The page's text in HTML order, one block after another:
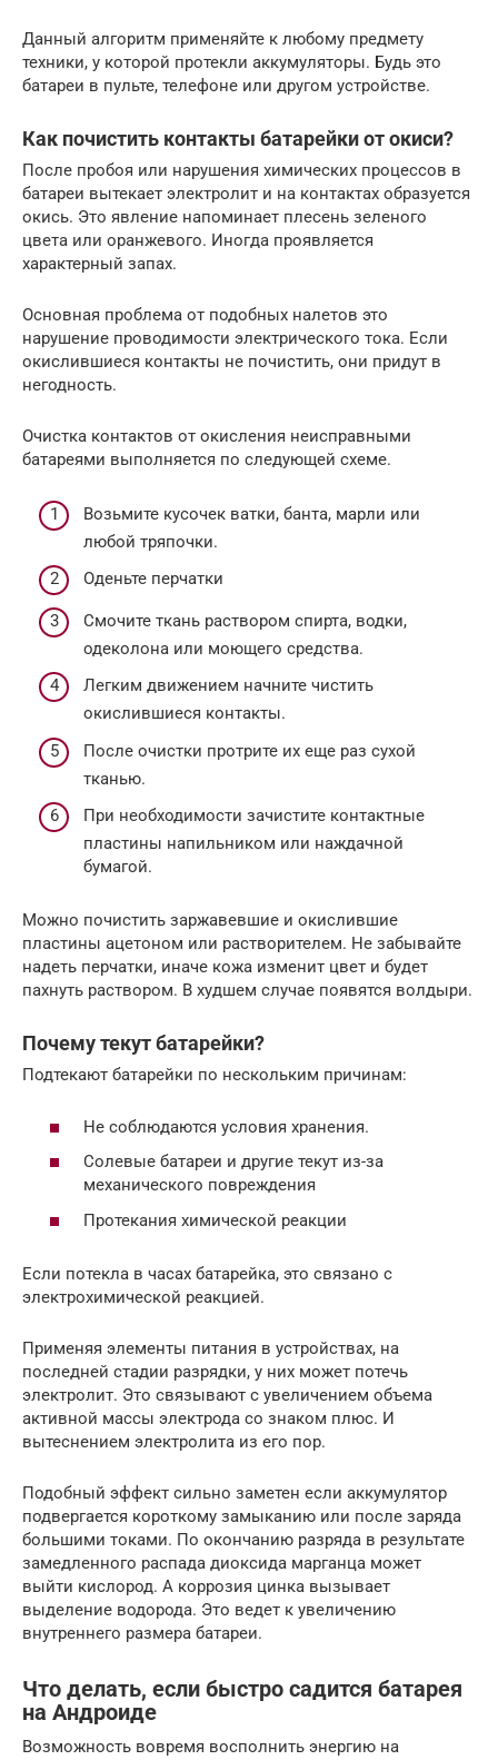
Данный алгоритм применяйте к любому предмету
техники, у которой протекли аккумуляторы. Будь это
батареи в пульте, телефоне или другом устройстве.
Как почистить контакты батарейки от окиси?
После пробоя или нарушения химических процессов в
батареи вытекает электролит и на контактах образуется
окись. Это явление напоминает плесень зеленого
цвета или оранжевого. Иногда проявляется
характерный запах.
Основная проблема от подобных налетов это
нарушение проводимости электрического тока. Если
окислившиеся контакты не почистить, они придут в
негодность.
Очистка контактов от окисления неисправными
батареями выполняется по следующей схеме.
Возьмите кусочек ватки, банта, марли или
любой тряпочки.
Оденьте перчатки
Смочите ткань раствором спирта, водки,
одеколона или моющего средства.
Легким движением начните чистить
окислившиеся контакты.
После очистки протрите их еще раз сухой
тканью.
При необходимости зачистите контактные
пластины напильником или наждачной
бумагой.
Можно почистить заржавевшие и окислившие
пластины ацетоном или растворителем. Не забывайте
надеть перчатки, иначе кожа изменит цвет и будет
пахнуть раствором. В худшем случае появятся волдыри.
Почему текут батарейки?
Подтекают батарейки по нескольким причинам:
Не соблюдаются условия хранения.
Солевые батареи и другие текут из-за
механического повреждения
Протекания химической реакции
Если потекла в часах батарейка, это связано с
электрохимической реакцией.
Применяя элементы питания в устройствах, на
последней стадии разрядки, у них может потечь
электролит. Это связывают с увеличением объема
активной массы электрода со знаком плюс. И
вытеснением электролита из его пор.
Подобный эффект сильно заметен если аккумулятор
подвергается короткому замыканию или после заряда
большими токами. По окончанию разряда в результате
замедленного распада диоксида марганца может
выйти кислород. А коррозия цинка вызывает
выделение водорода. Это ведет к увеличению
внутреннего размера батареи.
Что делать, если быстро садится батарея
на Андроиде
Возможность вовремя восполнить энергию на